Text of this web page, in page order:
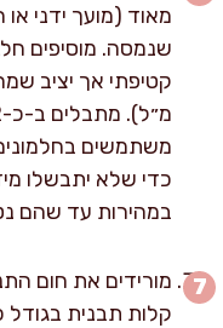
מאוד (מועך ידני
שנמסה. מוסיפים
כדי שלא יתבשלו
במהירות עד שהם